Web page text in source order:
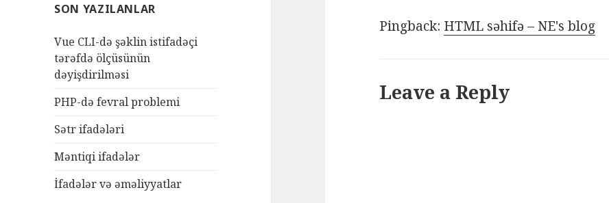
SON YAZILANLAR
Vue CLI-də şəklin istifadəçi
tərəfdə ölçüsünün
dəyişdirilməsi
PHP-də fevral problemi
Sətr ifadələri
Məntiqi ifadələr
İfadələr və əməliyyatlar
Pingback: HTML səhifə – NE's blog
Leave a Reply